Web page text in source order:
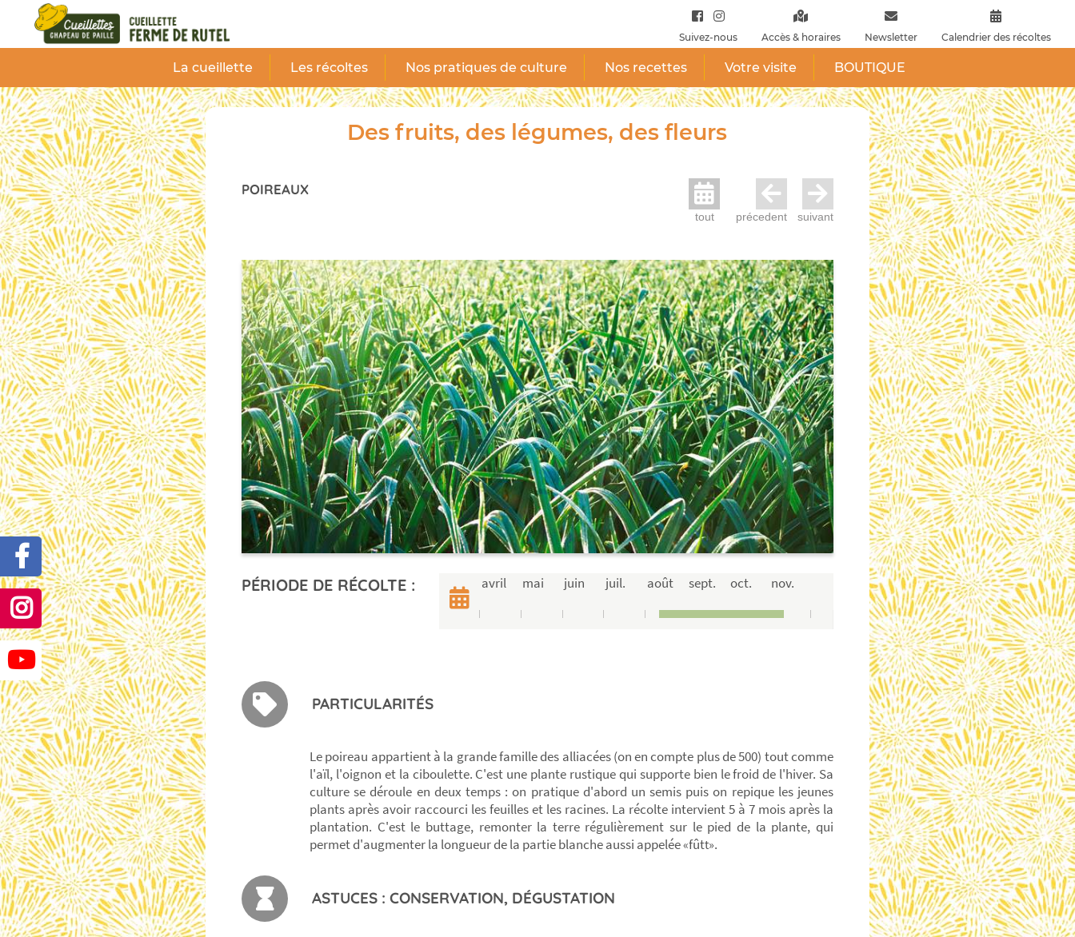
Suivez-nous Accès & horaires Newsletter Calendrier des récoltes
La cueillette Les récoltes Nos pratiques de culture Nos recettes Votre visite BOUTIQUE
Des fruits, des légumes, des fleurs
POIREAUX
tout précedent suivant
PÉRIODE DE RÉCOLTE : avril mai juin juil. août sept. oct. nov.
PARTICULARITÉS
Le poireau appartient à la grande famille des alliacées (on en compte plus de 500) tout comme
l'aïl, l'oignon et la ciboulette. C'est une plante rustique qui supporte bien le froid de l'hiver. Sa
culture se déroule en deux temps : on pratique d'abord un semis puis on repique les jeunes
plants après avoir raccourci les feuilles et les racines. La récolte intervient 5 à 7 mois après la
plantation. C'est le buttage, remonter la terre régulièrement sur le pied de la plante, qui
permet d'augmenter la longueur de la partie blanche aussi appelée«fûtt».
ASTUCES : CONSERVATION, DÉGUSTATION
Panneau de gestion des cookies